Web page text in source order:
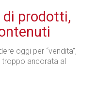
prodotti,
oggi per “vendita”,
ancorata al